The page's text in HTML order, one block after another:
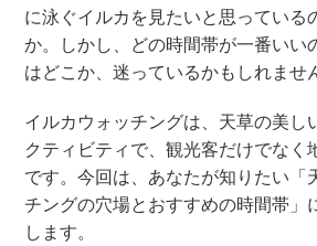
に泳ぐイルカを見たいと思っている
か。しかし、どの時間帯が一番いい
はどこか、迷っているかもしれませ
イルカウォッチングは、天草の美し
クティビティで、観光客だけでなく
です。今回は、あなたが知りたい「
チングの穴場とおすすめの時間帯」
します。